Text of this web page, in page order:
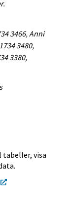
3466, Anni
3480,
3380,
tabeller, visa